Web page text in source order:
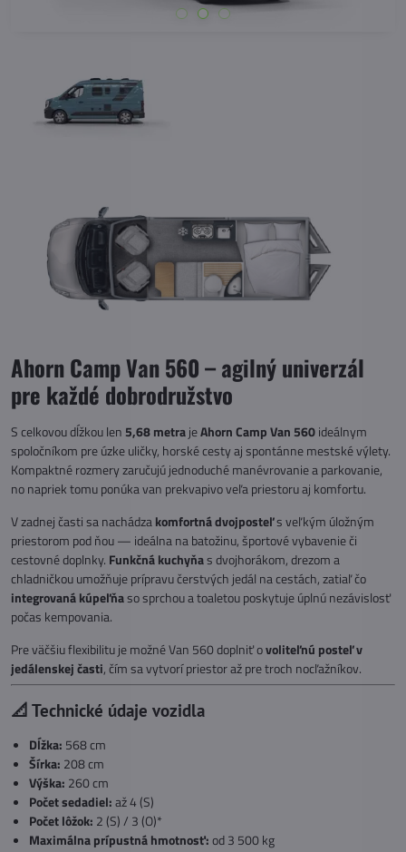
Ahorn Camp Van 560 – agilný univerzál
pre každé dobrodružstvo
S celkovou dĺžkou len 5,68 metrajeAhorn Camp Van 560ideálnym
spoločníkom pre úzke uličky, horské cesty aj spontánne mestské výlety.
Kompaktné rozmery zaručujú jednoduché manévrovanie a parkovanie,
no napriek tomu ponúka van prekvapivo veľa priestoru aj komfortu.
V zadnej časti sa nachádzakomfortná dvojposteľs veľkým úložným
priestorom pod ňou — ideálna na batožinu, športové vybavenie či
cestovné doplnky. Funkčná kuchyňas dvojhorákom, drezom a
chladničkou umožňuje prípravu čerstvých jedál na cestách, zatiaľ čo
integrovaná kúpeľňaso sprchou a toaletou poskytuje úplnú nezávislosť
počas kempovania.
Pre väčšiu flexibilitu je možné Van 560 doplniť ovoliteľnú posteľ v
jedálenskej časti, čím sa vytvorí priestor až pre troch nocľažníkov.
📐 Technické údaje vozidla
Dĺžka: 568 cm
Šírka: 208 cm
Výška: 260 cm
Počet sedadiel:až 4 (S)
Počet lôžok: 2 (S) / 3 (O)*
Maximálna prípustná hmotnosť:od 3 500 kg